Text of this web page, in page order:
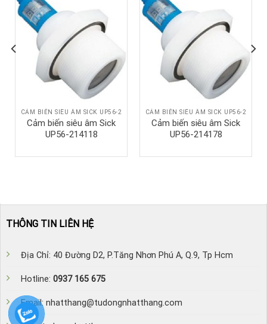
CẢM BIẾN SIÊU ÂM SICK UP56-2
Cảm biến siêu âm Sick
UP56-214118
CẢM BIẾN SIÊU ÂM SICK UP56-2
Cảm biến siêu âm Sick
UP56-214178
THÔNG TIN LIÊN HỆ
Địa Chỉ: 40 Đường D2, P.Tăng Nhơn Phú A, Q.9, Tp Hcm
Hotline: 0937 165 675
Email: nhatthang@tudongnhatthang.com